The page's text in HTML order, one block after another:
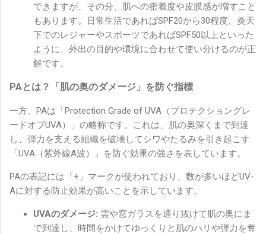
できますが、その分、肌への密着度や皮膜感が増すこと
もあります。日常生活であればSPF20から30程度、炎天
下でのレジャーやスポーツであればSPF50以上といった
ように、外出の目的や環境に合わせて使い分けるのが正
解です。
PAとは？「肌の奥のダメージ」を防ぐ指標
一方、PAは「Protection Grade of UVA（プロテクショングレ
ードオブUVA）」の略称です。これは、肌の奥深くまで到達
し、弾力を支える組織を破壊してシワやたるみを引き起こす
「UVA（紫外線A波）」を防ぐ効果の強さを表しています。
PAの表記には「+」マークが使われており、数が多いほどUV-
Aに対する防止効果が高いことを示しています。
UVAのダメージ: 雲や窓ガラスを通り抜けて肌の奥にま
で到達し、時間をかけてゆっくりと肌のハリや弾力を奪